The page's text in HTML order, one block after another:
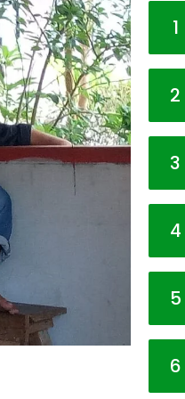
1
2
3
4
5
6